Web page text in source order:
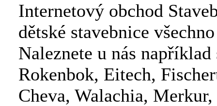
Internetový obchod
dětské stavebnice
Naleznete u nás například
Rokenbok, Eitech,
Cheva, Walachia,